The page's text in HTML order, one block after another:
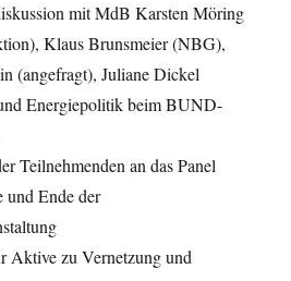
mit MdB Karsten Möring
Klaus Brunsmeier (NBG),
(angefragt), Juliane Dickel
Energiepolitik beim BUND-
Teilnehmenden an das Panel
und Ende der
Aktive zu Vernetzung und